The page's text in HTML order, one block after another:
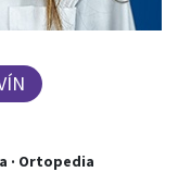
· Ortopedia